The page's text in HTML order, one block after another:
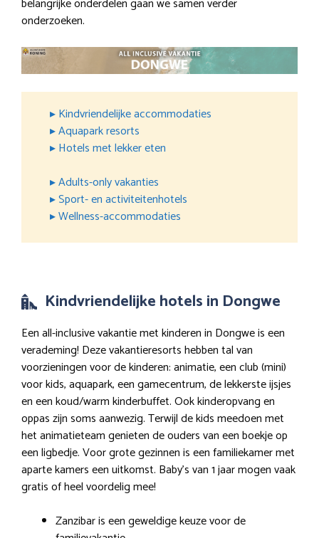
belangrijke onderdelen gaan we samen verder
onderzoeken.
▸ Kindvriendelijke accommodaties
▸ Aquapark resorts
▸ Hotels met lekker eten
▸ Adults-only vakanties
▸ Sport- en activiteitenhotels
▸ Wellness-accommodaties
Kindvriendelijke hotels in Dongwe
Een all-inclusive vakantie met kinderen in Dongwe is een
verademing! Deze vakantieresorts hebben tal van
voorzieningen voor de kinderen: animatie, een club (mini)
voor kids, aquapark, een gamecentrum, de lekkerste ijsjes
en een koud/warm kinderbuffet. Ook kinderopvang en
oppas zijn soms aanwezig. Terwijl de kids meedoen met
het animatieteam genieten de ouders van een boekje op
een ligbedje. Voor grote gezinnen is een familiekamer met
aparte kamers een uitkomst. Baby’s van 1 jaar mogen vaak
gratis of heel voordelig mee!
Zanzibar is een geweldige keuze voor de